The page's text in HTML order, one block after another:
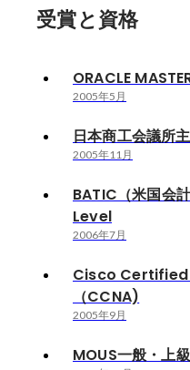
受賞と資格
ORACLE
2005年5月
日本商工会議所
2005年11月
BATIC（米国会
Level
2006年7月
Cisco
（CCNA)
2005年9月
MOUS一般・上